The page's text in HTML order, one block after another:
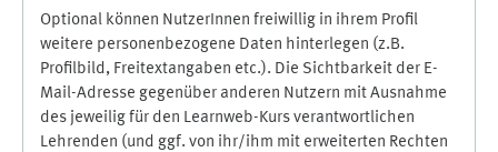
Optional können NutzerInnen freiwillig in ihrem Profil
weitere personenbezogene Daten hinterlegen (z.B.
Profilbild, Freitextangaben etc.). Die Sichtbarkeit der E-
Mail-Adresse gegenüber anderen Nutzern mit Ausnahme
des jeweilig für den Learnweb-Kurs verantwortlichen
Lehrenden (und ggf. von ihr/ihm mit erweiterten Rechten